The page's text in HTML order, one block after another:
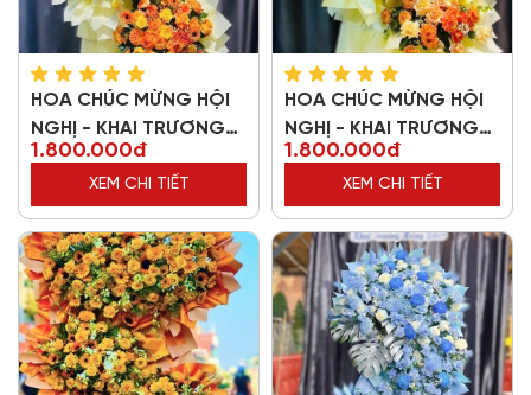
HOA CHÚC MỪNG HỘI
NGHỊ - KHAI TRƯƠNG
61545
1.800.000đ
XEM CHI TIẾT
HOA CHÚC MỪNG HỘI
NGHỊ - KHAI TRƯƠNG
88518
1.800.000đ
XEM CHI TIẾT